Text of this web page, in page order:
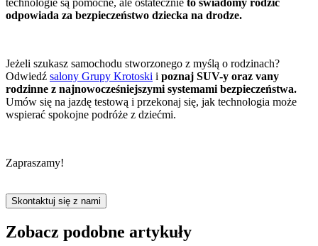
odpowiada za bezpieczeństwo dziecka na drodze.
Jeżeli szukasz samochodu stworzonego z myślą o rodzinach?
Odwiedź salony Grupy Krotoski i poznaj SUV-y oraz vany
rodzinne z najnowocześniejszymi systemami bezpieczeństwa.
Umów się na jazdę testową i przekonaj się, jak technologia może
wspierać spokojne podróże z dziećmi.
Zapraszamy!
Skontaktuj się z nami
Zobacz podobne artykuły